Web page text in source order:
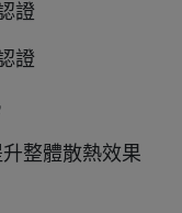
證
證
整體散熱效果